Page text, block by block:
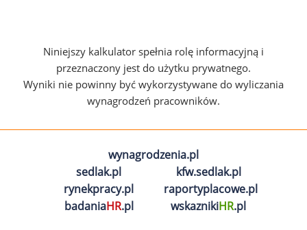
Niniejszy kalkulator spełnia rolę informacyjną i
przeznaczony jest do użytku prywatnego.
Wyniki nie powinny być wykorzystywane do wyliczania
wynagrodzeń pracowników.
wynagrodzenia.pl
sedlak.pl
kfw.sedlak.pl
rynekpracy.pl
raportyplacowe.pl
badaniaHR.pl wskaznikiHR.pl